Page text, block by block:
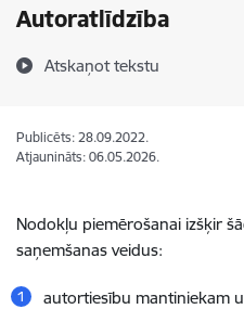
Autoratlīdzība
Atskaņot tekstu
Publicēts: 28.09.2022.
Atjaunināts: 06.05.2026.
Nodokļu piemērošanai izšķir
saņemšanas veidus:
autortiesību mantiniekam